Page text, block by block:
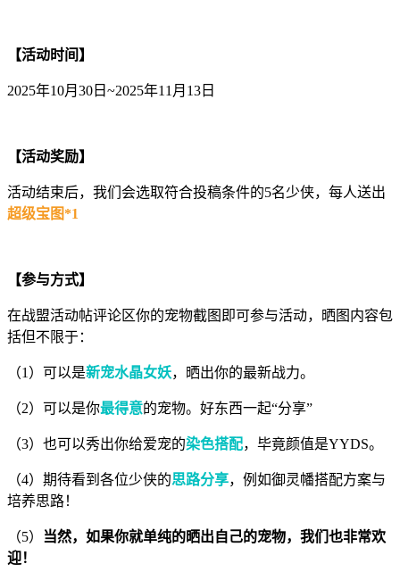
【活动时间】
2025年10月30日~2025年11月13日
【活动奖励】
活动结束后，我们会选取符合投稿条件的5名少侠，每人送出
超级宝图*1
【参与方式】
在战盟活动帖评论区你的宠物截图即可参与活动，晒图内容包
括但不限于：
（1）可以是新宠水晶女妖，晒出你的最新战力。
（2）可以是你最得意的宠物。好东西一起“分享”
（3）也可以秀出你给爱宠的染色搭配，毕竟颜值是YYDS。
（4）期待看到各位少侠的思路分享，例如御灵幡搭配方案与
培养思路！
（5）
当然，如果你就单纯的晒出自己的宠物，我们也非常欢
迎！